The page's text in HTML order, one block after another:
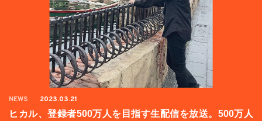
NEWS 2023.03.21
ヒカル、登録者500万人を目指す生配信を放送。500万人